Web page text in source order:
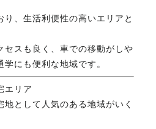
り、生活利便性の高いエリアと
セスも良く、車での移動がしや
にも便利な地域です。
エリア
として人気のある地域がいく